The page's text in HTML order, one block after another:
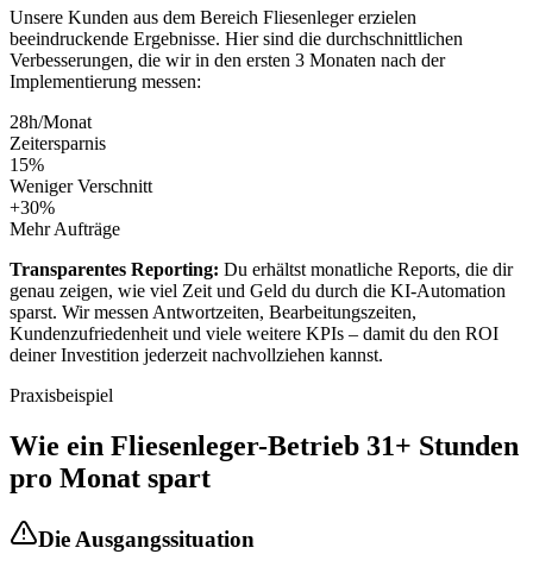
Unsere Kunden aus dem Bereich Fliesenlegererzielen
beeindruckende Ergebnisse. Hier sind die durchschnittlichen
Verbesserungen, die wir in den ersten 3 Monaten nach der
Implementierung messen:
28h/Monat
Zeitersparnis
15%
Weniger Verschnitt
+30%
Mehr Aufträge
Transparentes Reporting: Du erhältst monatliche Reports, die dir
genau zeigen, wie viel Zeit und Geld du durch die KI-Automation
sparst. Wir messen Antwortzeiten, Bearbeitungszeiten,
Kundenzufriedenheit und viele weitere KPIs – damit du den ROI
deiner Investition jederzeit nachvollziehen kannst.
Praxisbeispiel
Wie ein Fliesenleger-Betrieb 31+ Stunden
pro Monat spart
Die Ausgangssituation